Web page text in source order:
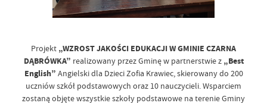
Projekt „WZROST JAKOŚCI EDUKACJI W GMINIE CZARNA
DĄBRÓWKA” realizowany przez Gminę w partnerstwie z „Best
English” Angielski dla Dzieci Zofia Krawiec, skierowany do 200
uczniów szkół podstawowych oraz 10 nauczycieli. Wsparciem
zostaną objęte wszystkie szkoły podstawowe na terenie Gminy